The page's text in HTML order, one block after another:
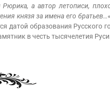
Рюрика, а автор летописи,
князя за имена его братьев…
датой образования Русского
в честь тысячелетия Руси.